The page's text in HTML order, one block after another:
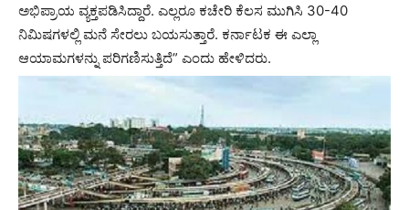
ಅಭಿಪ್ರಾಯ ವ್ಯಕ್ತಪಡಿಸಿದ್ದಾರೆ. ಎಲ್ಲರೂ ಕಚೇರಿ ಕೆಲಸ ಮುಗಿಸಿ 30-40
ನಿಮಿಷಗಳಲ್ಲಿ ಮನೆ ಸೇರಲು ಬಯಸುತ್ತಾರೆ. ಕರ್ನಾಟಕ ಈ ಎಲ್ಲಾ
ಆಯಾಮಗಳನ್ನು ಪರಿಗಣಿಸುತ್ತಿದೆ” ಎಂದು ಹೇಳಿದರು.